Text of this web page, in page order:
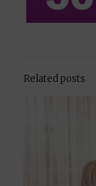
Related posts